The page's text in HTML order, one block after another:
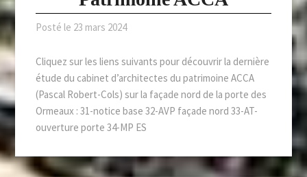
Posté le 23 mars 2024
Cliquez sur les liens suivants pour découvrir la dernière
étude du cabinet d’architectes du patrimoine ACCA
(Pascal Robert-Cols) sur la façade nord de la porte des
Ormeaux : 31-notice base 32-AVP façade nord 33-AT-
ouverture porte 34-MP ES